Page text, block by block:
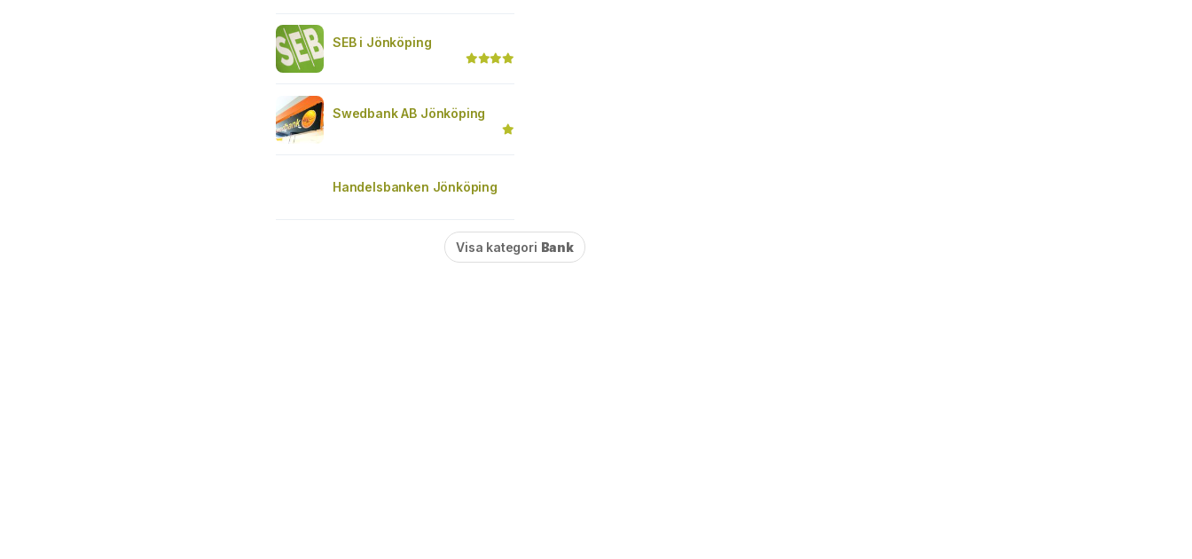
SEB i Jönköping
Swedbank AB Jönköping
Handelsbanken Jönköping
Visa kategori Bank